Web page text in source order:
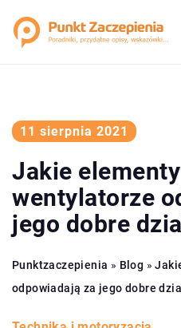
11 sierpnia 2021
Jakie
wentylatorze
jego dobre
Punktzaczepienia » Blog »
odpowiadają za jego dobre